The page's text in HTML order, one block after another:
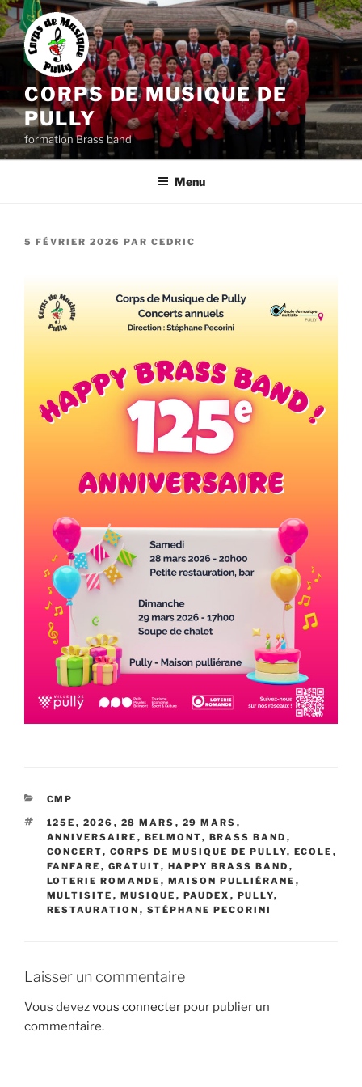
Aller
au
contenu
principal
CORPS DE MUSIQUE DE
PULLY
formation Brass band
Menu
PUBLIÉ
5 FÉVRIER 2026 PAR CEDRIC
CATÉGORIES
CMP
ÉTIQUETTES
125E , 2026 , 28 MARS , 29 MARS ,
ANNIVERSAIRE , BELMONT, BRASS BAND ,
CONCERT, CORPS DE MUSIQUE DE PULLY, ECOLE ,
FANFARE , GRATUIT, HAPPY BRASS BAND ,
LOTERIE ROMANDE , MAISON PULLIÉRANE ,
MULTISITE , MUSIQUE , PAUDEX , PULLY,
RESTAURATION , STÉPHANE PECORINI
Laisser un commentaire
Vous devezvous connecter pour publier un
commentaire.